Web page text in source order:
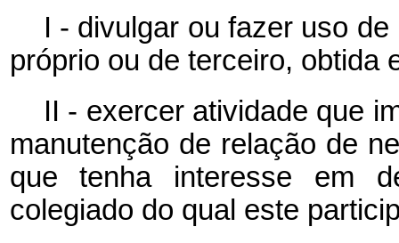
I - divulgar ou fazer uso
próprio ou de terceiro, obtida
II - exercer atividade que
manutenção de relação de
que tenha interesse em
colegiado do qual este